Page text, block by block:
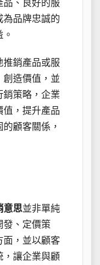
品、良好的服
為品牌忠誠的
推銷產品或服
創造價值，並
銷策略，企業
值，提升產品
顧客關係，
意思並非單純
發、定價策
面，並以顧客
，讓企業與顧